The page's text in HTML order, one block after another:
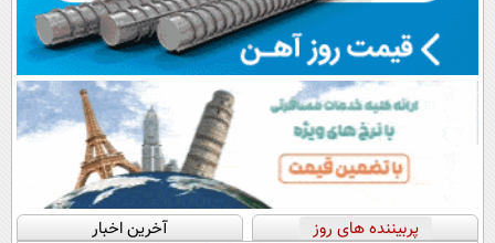
پربیننده های روز آخرین اخبار